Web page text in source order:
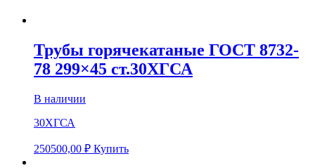
Трубы горячекатаные ГОСТ 8732-
78 299×45 ст.30ХГСА
В наличии
30ХГСА
250500,00 ₽ Купить